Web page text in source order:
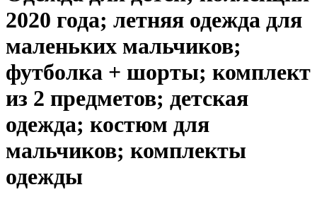
2020 года; летняя одежда для
маленьких мальчиков;
футболка + шорты; комплект
из 2 предметов; детская
одежда; костюм для
мальчиков; комплекты
одежды